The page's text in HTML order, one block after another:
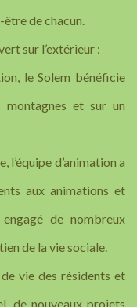
de chacun.
sur l’extérieur :
le Solem bénéficie
montagnes et sur un
d’animation a
aux animations et
de nombreux
de la vie sociale.
vie des résidents et
de nouveaux projets